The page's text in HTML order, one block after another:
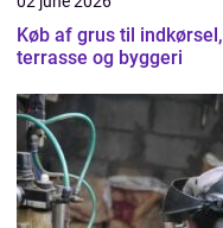
Køb af grus til indkørsel,
terrasse og byggeri